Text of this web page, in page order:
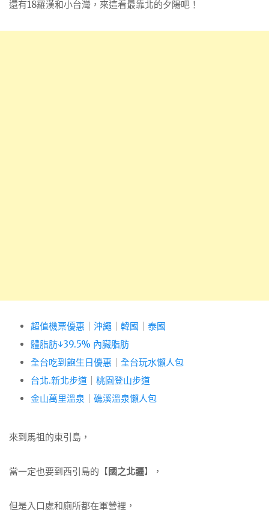
還有18羅漢和小台灣，來這看最靠北的夕陽吧！
超值機票優惠 沖繩 韓國
泰國
體脂肪↓39.5% 內臟脂肪
全台吃到飽生日優惠
全台玩水懶人包
台北.新北步道
桃園登山步道
金山萬里溫泉
礁溪溫泉懶人包
來到馬祖的東引島，
當一定也要到西引島的【國之北疆】，
但是入口處和廁所都在軍營裡，